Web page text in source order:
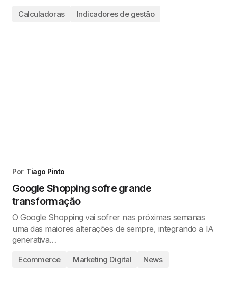
Calculadoras Indicadores de gestão
Por Tiago Pinto
Google Shopping sofre grande
transformação
O Google Shopping vai sofrer nas próximas semanas
uma das maiores alterações de sempre, integrando a IA
generativa…
Ecommerce Marketing Digital News